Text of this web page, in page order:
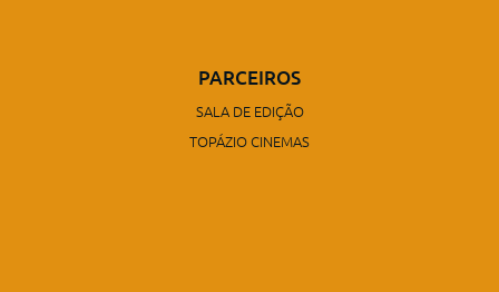
PARCEIROS
SALA DE EDIÇÃO
TOPÁZIO CINEMAS